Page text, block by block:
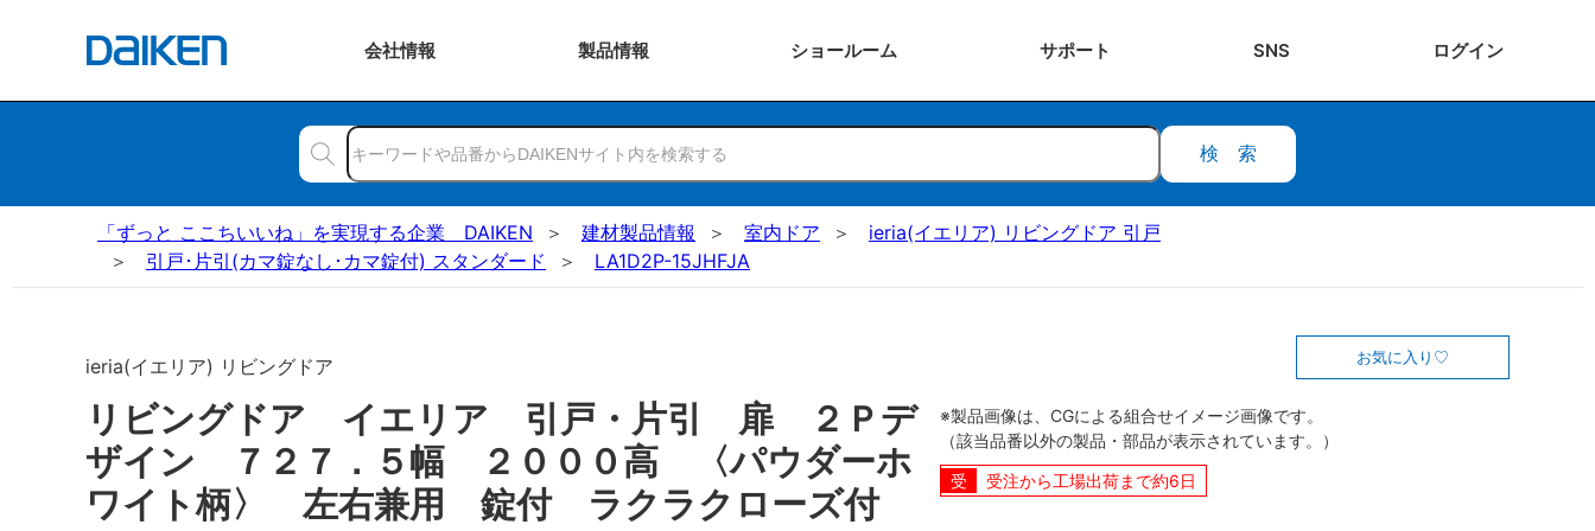
会社情報 製品情報 ショールーム サポート SNS ログイン
検索
「ずっと ここちいいね」を実現する企業 DAIKEN 建材製品情報 室内ドア
ieria(イエリア) リビングドア 引戸
引戸･片引(カマ錠なし･カマ錠付) スタンダード
LA1D2P-15JHFJA
ieria(イエリア) リビングドア
リビングドア イエリア 引戸・片引 扉 ２Ｐデ
ザイン ７２７．５幅 ２０００高 〈パウダーホ
ワイト柄〉 左右兼用 錠付 ラクラクローズ付
お気に入り
※製品画像は、CGによる組合せイメージ画像です。
（該当品番以外の製品・部品が表示されています。）
受注から工場出荷まで約6日